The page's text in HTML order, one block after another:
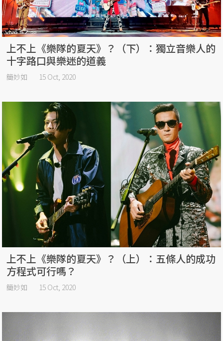
上不上《樂隊的夏天》？（下）：獨立音樂人的
十字路口與樂迷的道義
簡妙如 15 Oct, 2020
上不上《樂隊的夏天》？（上）：五條人的成功
方程式可行嗎？
簡妙如 15 Oct, 2020